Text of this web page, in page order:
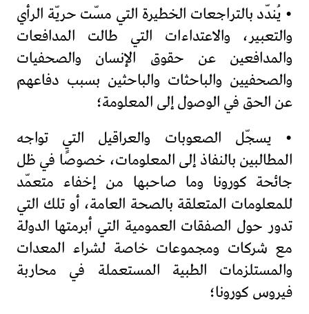
• يُندّد بالتراجعات الخطيرة التي مسّت حريّة الرأي
والتعبير، والاعتداءات التي طالت المدافعات
والمدافعين عن حقوق الإنسان والصحفيات
والصحفيين والباحثات والباحثين بسبب دفاعهم
عن الحق في الوصول إلى المعلومة؛
• يسجّل الصعوبات والعراقيل التي تواجه
المطالبين بالنفاذ إلى المعلومات، خصوصًا في ظل
جائحة كورونا وما صاحبها من إخفاء متعمّد
للمعلومات المتعلقة بالصحة العامة، أو تلك التي
تدور حول الصفقات العمومية التي أبرمتها الدولة
مع شركات ومجموعات خاصة لشراء المعدات
والمستلزمات الطبية المستعملة في محاربة
فيروس كورونا؛